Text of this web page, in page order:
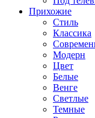
Прихожие
Стиль
Классика
Модерн
Цвет
Белые
Венге
Светлые
Темные